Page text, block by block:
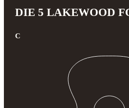
DIE 5 LAKEWOOD
C